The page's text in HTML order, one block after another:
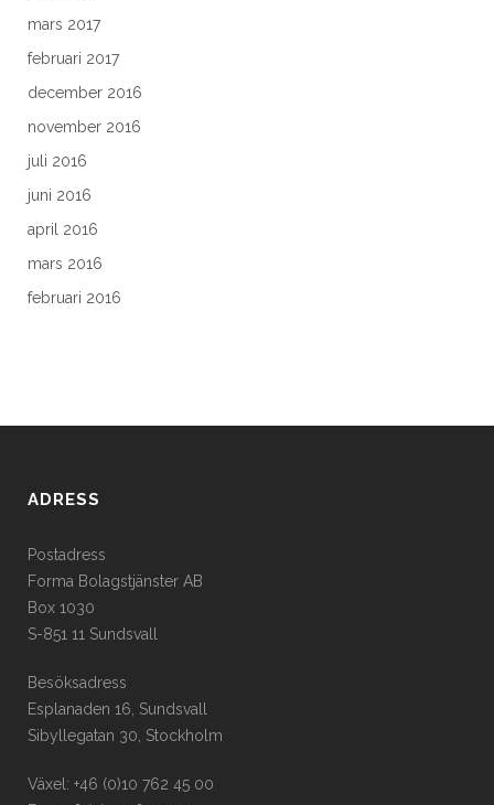
mars 2017
februari 2017
december 2016
november 2016
juli 2016
juni 2016
april 2016
mars 2016
februari 2016
ADRESS
Postadress
Forma Bolagstjänster AB
Box 1030
S-851 11 Sundsvall
Besöksadress
Esplanaden 16, Sundsvall
Sibyllegatan 30, Stockholm
Växel: +46 (0)10 762 45 00